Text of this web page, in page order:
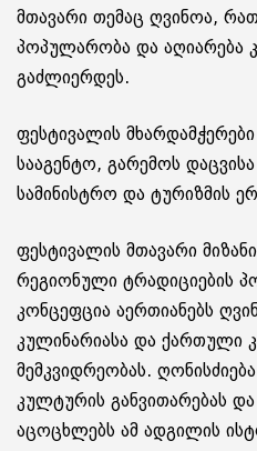
მთავარი თემაც ღვინოა,
პოპულარობა და აღიარება
გაძლიერდეს.
ფესტივალის
სააგენტო, გარემოს
სამინისტრო და ტურიზმის
ფესტივალის მთავარი
რეგიონული ტრადიციების
კონცეფცია აერთიანებს
კულინარიასა და ქართული
მემკვიდრეობას.
კულტურის განვითარებას
აცოცხლებს ამ ადგილის